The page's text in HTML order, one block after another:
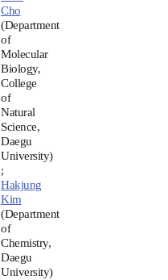
Cho
(Department
of
Molecular
Biology,
College
of
Natural
Science,
Daegu
University)
;
Hakjung
Kim
(Department
of
Chemistry,
Daegu
University)